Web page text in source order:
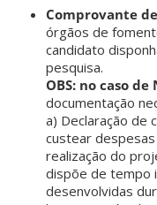
Comprovante
órgãos de
candidato
pesquisa.
OBS: no caso de
documentação
a) Declaração de
custear
realização do
dispõe de tempo
desenvolvidas